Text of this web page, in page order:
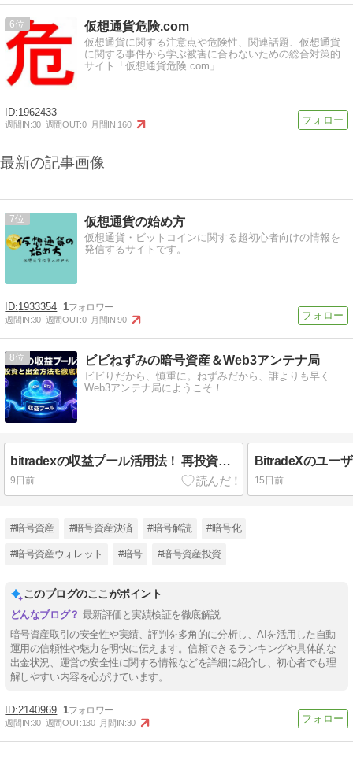
6 仮想通貨危険.com
仮想通貨に関する注意点や危険性、関連話題、仮想通貨
に関する事件から学ぶ被害に合わないための総合対策的
サイト「仮想通貨危険.com」
1962433
週間IN:30 週間OUT:0 月間IN:160
最新の記事画像
7 仮想通貨の始め方
仮想通貨・ビットコインに関する超初心者向けの情報を
発信するサイトです。
1933354 1
週間IN:30 週間OUT:0 月間IN:90
8 ビビねずみの暗号資産＆Web3アンテナ局
ビビりだから、慎重に。ねずみだから、誰よりも早く
Web3アンテナ局にようこそ！
bitradexの収益プール活用法！ 再投資と出金方法を徹底解説
9日前 15日前
#暗号資産 #暗号資産決済 #暗号解読 #暗号化
#暗号資産ウォレット #暗号 #暗号資産投資
このブログのここがポイント
最新評価と実績検証を徹底解説
暗号資産取引の安全性や実績、評判を多角的に分析し、AIを活用した自動
運用の信頼性や魅力を明快に伝えます。信頼できるランキングや具体的な
出金状況、運営の安全性に関する情報などを詳細に紹介し、初心者でも理
解しやすい内容を心がけています。
2140969 1
週間IN:30 週間OUT:130 月間IN:30